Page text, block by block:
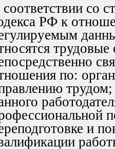
со
РФ к
по:
трудом;
и